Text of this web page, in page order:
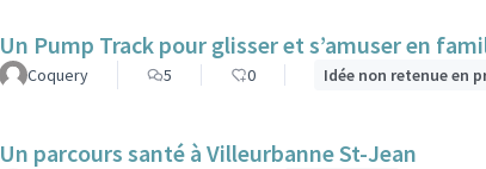
Un Pump Track pour glisser et s’amuser en
Coquery 5 0 Idée non retenue en
Un parcours santé à Villeurbanne St-Jean